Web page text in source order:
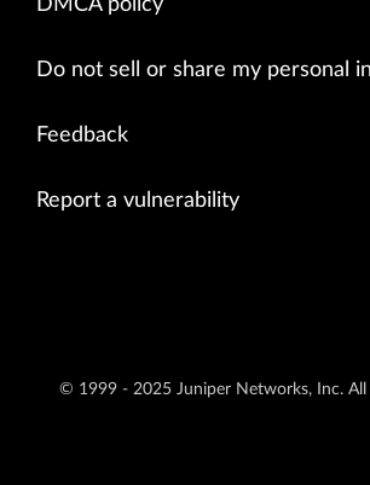
Do not sell or share my personal
Feedback
Report a vulnerability
© 1999 - 2025 Juniper Networks, Inc. All